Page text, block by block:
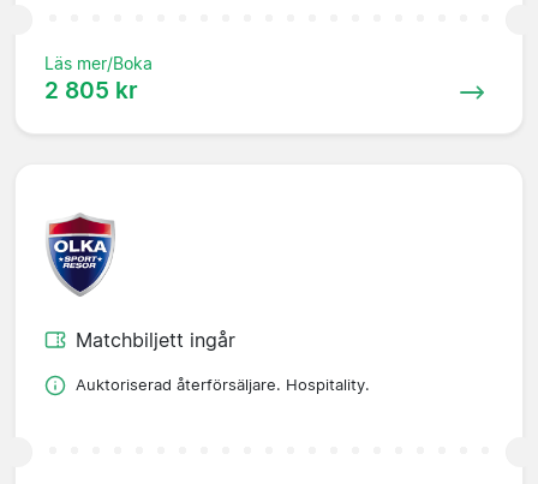
Läs mer/Boka
2 805 kr
Matchbiljett ingår
Auktoriserad återförsäljare. Hospitality.